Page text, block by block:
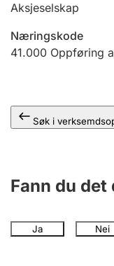
Aksjeselskap
Næringskode
41.000 Oppføring
Søk i
Fann du
Ja Nei